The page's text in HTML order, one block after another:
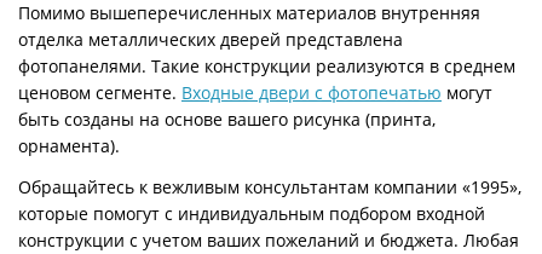
Помимо вышеперечисленных материалов внутренняя
отделка металлических дверей представлена
фотопанелями. Такие конструкции реализуются в среднем
ценовом сегменте. Входные двери с фотопечатью могут
быть созданы на основе вашего рисунка (принта,
орнамента).
Обращайтесь к вежливым консультантам компании «1995»,
которые помогут с индивидуальным подбором входной
конструкции с учетом ваших пожеланий и бюджета. Любая